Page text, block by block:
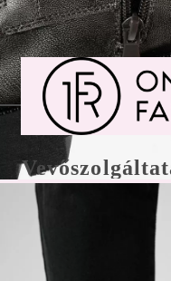
Csere/visszaküldés és
E-Mail